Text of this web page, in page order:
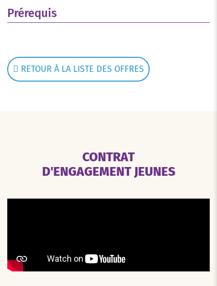
Prérequis
RETOUR À LA LISTE DES OFFRES
CONTRAT
D'ENGAGEMENT JEUNES